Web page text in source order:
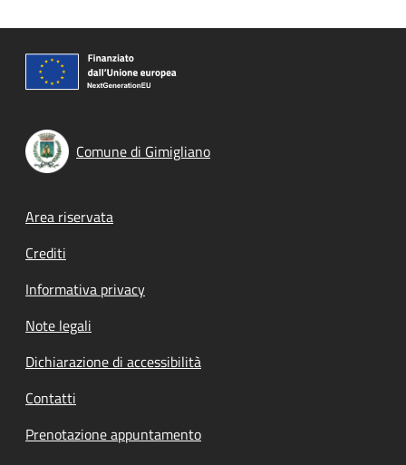
Comune di Gimigliano
Footer menu
Area riservata
Crediti
Informativa privacy
Note legali
Dichiarazione di accessibilità
Contatti
Prenotazione appuntamento